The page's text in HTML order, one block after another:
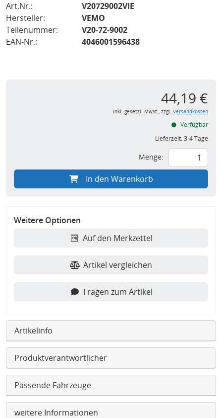
Art.Nr.:
V20729002VIE
Hersteller:
VEMO
Teilenummer:
V20-72-9002
EAN-Nr.:
4046001596438
44,19 €
inkl. gesetzl. MwSt., zzgl. Versandkosten
Verfügbar
Lieferzeit:3-4 Tage
Menge:
In den Warenkorb
Weitere Optionen
Auf den Merkzettel
Artikel vergleichen
Fragen zum Artikel
Artikelinfo
Produktverantwortlicher
Passende Fahrzeuge
weitere Informationen